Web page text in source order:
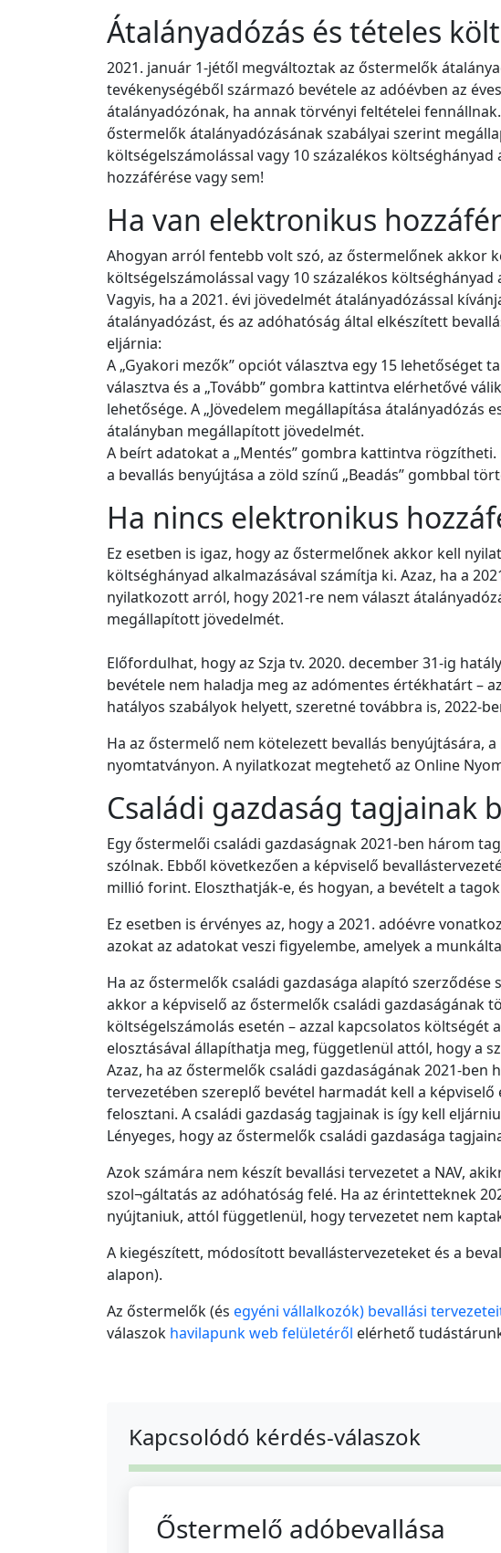
Átalányadózás és tételes
2021. január 1-jétől megváltoztak az őstermelők
tevékenységéből származó bevétele az adóévben az
átalányadózónak, ha annak törvényi feltételei
őstermelők átalányadózásának szabályai szerint
költségelszámolással vagy 10 százalékos
hozzáférése vagy sem!
Ha van elektronikus
Ahogyan arról fentebb volt szó, az őstermelőnek akkor
költségelszámolással vagy 10 százalékos költséghányad
Vagyis, ha a 2021. évi jövedelmét átalányadózással
átalányadózást, és az adóhatóság által elkészített
eljárnia:
A „Gyakori mezők” opciót választva egy 15 lehetőséget
választva és a „Tovább” gombra kattintva elérhetővé
lehetősége. A „Jövedelem megállapítása átalányadózás
átalányban megállapított jövedelmét.
A beírt adatokat a „Mentés” gombra kattintva
a bevallás benyújtása a zöld színű „Beadás” gombbal
Ha nincs elektronikus
Ez esetben is igaz, hogy az őstermelőnek akkor kell
költséghányad alkalmazásával számítja ki. Azaz, ha a
nyilatkozott arról, hogy 2021-re nem választ
megállapított jövedelmét.
Előfordulhat, hogy az Szja tv. 2020. december 31-ig
bevétele nem haladja meg az adómentes értékhatárt –
hatályos szabályok helyett, szeretné továbbra is, 2022-
Ha az őstermelő nem kötelezett bevallás benyújtására,
nyomtatványon. A nyilatkozat megtehető az Online
Családi gazdaság tagjainak
Egy őstermelői családi gazdaságnak 2021-ben három
szólnak. Ebből következően a képviselő
millió forint. Eloszthatják-e, és hogyan, a bevételt a
Ez esetben is érvényes az, hogy a 2021. adóévre
azokat az adatokat veszi figyelembe, amelyek a
Ha az őstermelők családi gazdasága alapító
akkor a képviselő az őstermelők családi gazdaságának
költségelszámolás esetén – azzal kapcsolatos
elosztásával állapíthatja meg, függetlenül attól, hogy a
Azaz, ha az őstermelők családi gazdaságának 2021-
tervezetében szereplő bevétel harmadát kell a
felosztani. A családi gazdaság tagjainak is így kell
Lényeges, hogy az őstermelők családi gazdasága
Azok számára nem készít bevallási tervezetet a NAV,
szol¬gáltatás az adóhatóság felé. Ha az érintetteknek
nyújtaniuk, attól függetlenül, hogy tervezetet nem
A kiegészített, módosított bevallástervezeteket és a
alapon).
Az őstermelők (és egyéni vállalkozók) bevallási
válaszok havilapunk web felületéről elérhető
Kapcsolódó kérdés-válaszok
Őstermelő adóbevallása